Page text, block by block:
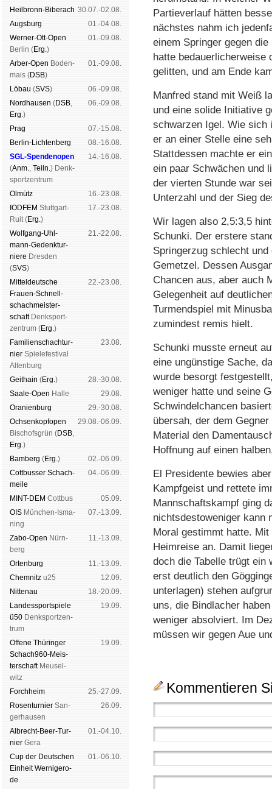
Heil­bronn-Bi­ber­ach 30.07.-02.08.
Augs­burg
01.-04.08.
Werner-Ott-Open
Ber­lin (Erg.)
01.-09.08.
Arber-Open Boden­
mais (DSB)
01.-09.08.
Lö­bau (SVS)
06.-09.08.
Nord­hau­sen (DSB,
Erg.)
06.-09.08.
Prag
07.-15.08.
Berlin-Lich­ten­berg
08.-16.08.
SGL-Spenden­open
(Anm., Teiln.) Denk­
sport­zen­trum
14.-16.08.
Ol­mütz
16.-23.08.
IODFEM Stutt­gart-
Ruit (Erg.)
17.-23.08.
Wolf­gang-Uhl­
mann-Ge­denk­tur­
niere Dres­den
(SVS)
21.-22.08.
Mit­tel­deu­tsche
Frauen-Schnell­
schach­meis­ter­
schaftDenk­sport­
zen­trum (Erg.)
22.-23.08.
Familien­schach­tur­
nier Spiele­fes­ti­val
Al­ten­burg
23.08.
Geit­hain (Erg.)
28.-30.08.
Saale-Open Halle
29.08.
Oranien­burg
29.-30.08.
Och­sen­kopf­open
Bischofs­grün (DSB,
Erg.)
29.08.-06.09.
Bam­berg (Erg.)
02.-06.09.
Cott­busser Schach­
meile
04.-06.09.
MINT-DEM Cott­bus
05.09.
OIS Mün­chen-Is­ma­
ning
07.-13.09.
Zabo-Open Nürn­
berg
11.-13.09.
Orten­burg
11.-13.09.
Chem­nitz u25
12.09.
Nitte­nau
18.-20.09.
Landes­sport­spiele
ü50 Denk­sport­zen­
trum
19.09.
Offene Thü­rin­ger
Schach960-Meis­
ter­schaftMeu­sel­
witz
19.09.
Forch­heim
25.-27.09.
Rosen­tur­nier San­
ger­hau­sen
26.09.
Albrecht-Beer-Tur­
nier Ge­ra
01.-04.10.
Cup der Deut­schen
Ein­heit Wer­ni­ge­ro­
de
01.-06.10.
Partieverlauf hätten
nächstes nahm ich
einem Springer gegen
hatte bedauerlicherweise
gelitten, und am Ende
Manfred stand mit Weiß
und eine solide Initiative
schwarzen Igel. Wie sich
er an einer Stelle eine
Stattdessen machte er
ein paar Schwächen und
der vierten Stunde war
Unterzahl und der Sieg
Wir lagen also 2,5:3,5
Schunki. Der erstere
Springerzug schlecht
Gemetzel. Dessen
Chancen aus, aber auch
Gelegenheit auf
Turmendspiel mit
zumindest remis hielt.
Schunki musste erneut
eine ungünstige Sache,
wurde besorgt
weniger hatte und seine
Schwindelchancen
übersah, der dem
Material den
Hoffnung auf einen
El Presidente bewies
Kampfgeist und rettete
Mannschaftskampf ging
nichtsdestoweniger kann
Moral gestimmt hatte.
Heimreise an. Damit
doch die Tabelle trügt ein
erst deutlich den
unterlagen) stehen
uns, die Bindlacher
weniger absolviert. Im
müssen wir gegen Aue
Kommentieren